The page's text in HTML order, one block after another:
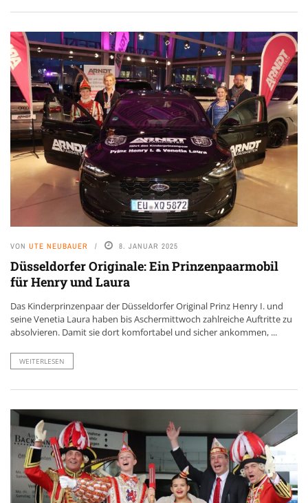
VON UTE NEUBAUER 8. JANUAR 2025
Düsseldorfer Originale: Ein Prinzenpaarmobil
für Henry und Laura
Das Kinderprinzenpaar der Düsseldorfer Original Prinz Henry I. und
seine Venetia Laura haben bis Aschermittwoch zahlreiche Auftritte zu
absolvieren. Damit sie dort komfortabel und sicher ankommen, ...
WEITERLESEN